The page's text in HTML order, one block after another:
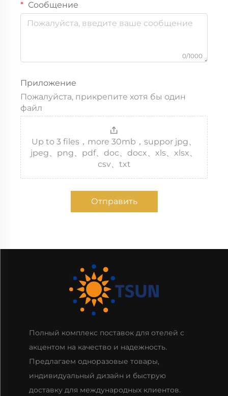
Сообщение
0/1000
Приложение
Пожалуйста, прикрепите хотя бы один
файл
Up to 3 files，more 30mb，suppor jpg、
jpeg、png、pdf、doc、docx、xls、xlsx、
csv、txt
Отправить
Полный комплекс поставок для отелей с
акцентом на качество и надежность.
Предлагаем одноразовые товары,
индивидуальный дизайн и быструю
доставку для международных клиентов.